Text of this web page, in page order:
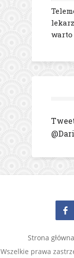
warto
Strona główna
Wszelkie prawa